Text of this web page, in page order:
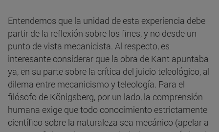
Entendemos que la unidad de esta experiencia debe
partir de la reflexión sobre los fines, y no desde un
punto de vista mecanicista. Al respecto, es
interesante considerar que la obra de Kant apuntaba
ya, en su parte sobre la crítica del juicio teleológico, al
dilema entre mecanicismo y teleología. Para el
filósofo de Königsberg, por un lado, la comprensión
humana exige que todo conocimiento estrictamente
científico sobre la naturaleza sea mecánico (apelar a